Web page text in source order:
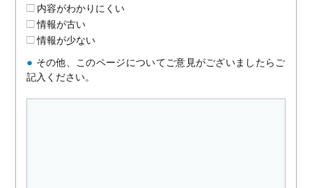
内容がわかりにくい
情報が古い
情報が少ない
● その他、このページについてご意見がございましたらご
記入ください。